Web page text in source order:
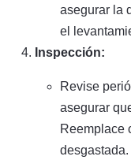
asegurar la
el
Inspección:
Revise
asegurar
Reemplace
desgastada.